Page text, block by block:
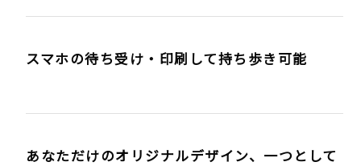
スマホの待ち受け・印刷して持ち歩き可能
あなただけのオリジナルデザイン、一つとして